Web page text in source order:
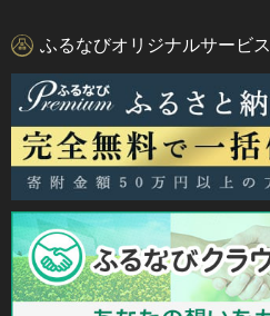
ふるなびオリジナルサービス